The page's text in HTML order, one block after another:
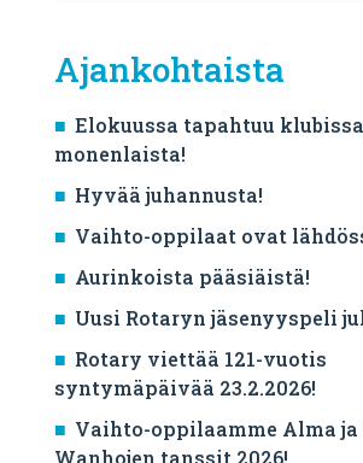
Ajankohtaista
Elokuussa tapahtuu klubissa
monenlaista!
Hyvää juhannusta!
Vaihto-oppilaat ovat
Aurinkoista pääsiäistä!
Uusi Rotaryn jäsenyyspeli
Rotary viettää 121-vuotis
syntymäpäivää 23.2.2026!
Vaihto-oppilaamme Alma ja
Wanhojen tanssit 2026!